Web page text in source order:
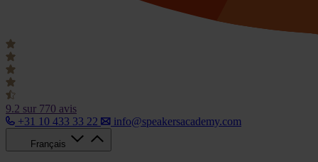
9.2 sur 770 avis
+31 10 433 33 22
info@speakersacademy.com
Français